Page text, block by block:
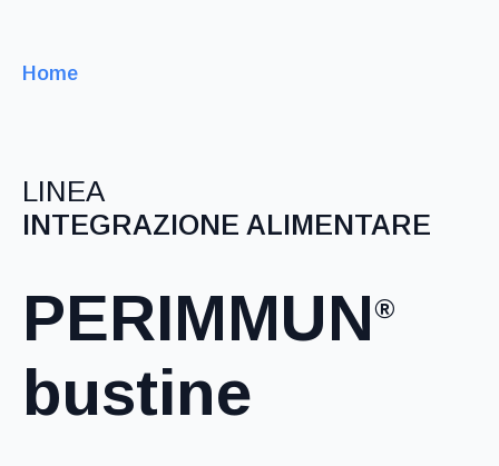
Home
LINEA
INTEGRAZIONE ALIMENTARE
PERIMMUN®
bustine